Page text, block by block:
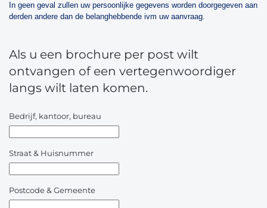
In geen geval zullen uw persoonlijke gegevens worden doorgegeven aan
derden andere dan de belanghebbende ivm uw aanvraag.
Als u een brochure per post wilt
ontvangen of een vertegenwoordiger
langs wilt laten komen.
Bedrijf, kantoor, bureau
Straat & Huisnummer
Postcode & Gemeente